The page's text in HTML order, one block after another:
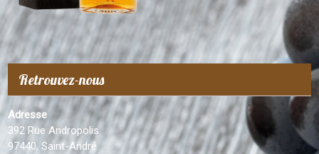
Retrouvez-nous
Adresse
392 Rue Andropolis
97440, Saint-André